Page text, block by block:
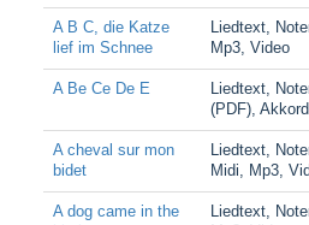
A B C, die Katze
lief im Schnee
Liedtext,
Mp3, Video
A Be Ce De E
Liedtext,
(PDF),
A cheval sur mon
bidet
Liedtext,
Midi, Mp3,
A dog came in the
Liedtext,